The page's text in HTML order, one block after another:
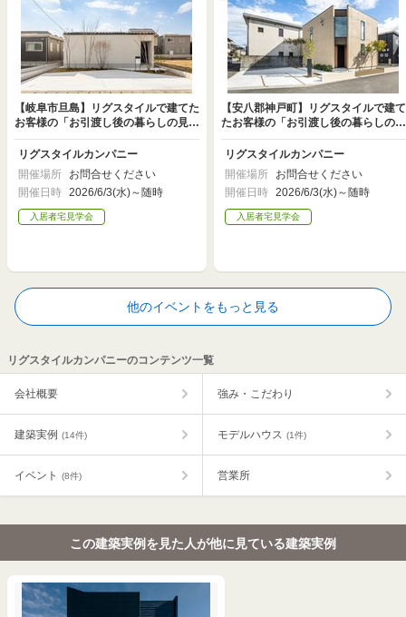
【岐阜市旦島】リグスタイルで建てた
お客様の「お引渡し後の暮らしの見学
会」を開催します！
リグスタイルカンパニー
開催場所
お問合せください
開催日時 2026/6/3(水)～随時
入居者宅見学会
【安八郡神戸町】リグスタイルで建て
たお客様の「お引渡し後の暮らしの見
学会」を開催します！
リグスタイルカンパニー
開催場所
お問合せください
開催日時 2026/6/3(水)～随時
入居者宅見学会
他のイベントをもっと見る
リグスタイルカンパニーのコンテンツ一覧
会社概要 強み・こだわり
建築実例 (14件) モデルハウス (1件)
イベント (8件) 営業所
この建築実例を見た人が他に見ている建築実例